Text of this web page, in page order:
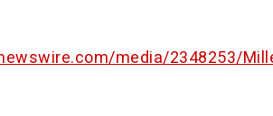
media/2348253/